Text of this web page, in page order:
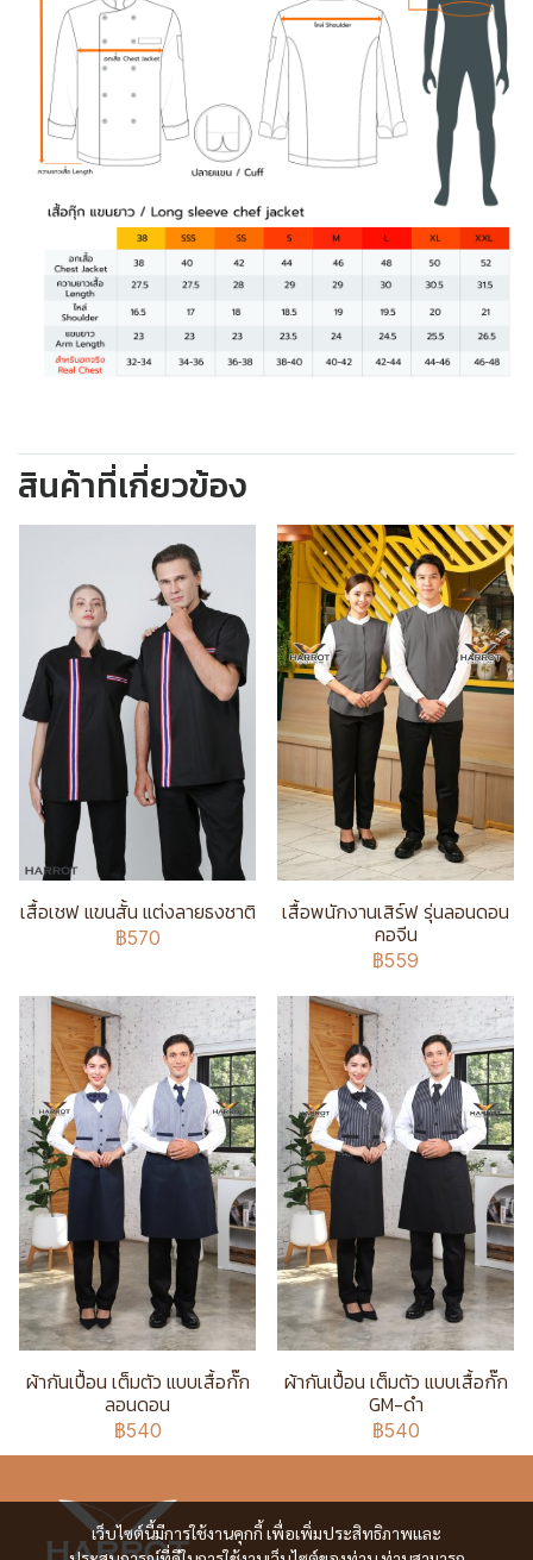
สินค้าที่เกี่ยวข้อง
เสื้อเชฟ แขนสั้น แต่งลายธงชาติ
฿570
เสื้อพนักงานเสิร์ฟ รุ่นลอนดอน
คอจีน
฿559
ผ้ากันเปื้อน เต็มตัว แบบเสื้อกั๊ก
ลอนดอน
฿540
ผ้ากันเปื้อน เต็มตัว แบบเสื้อกั๊ก
GM-ดำ
฿540
เว็บไซต์นี้มีการใช้งานคุกกี้ เพื่อเพิ่มประสิทธิภาพและ